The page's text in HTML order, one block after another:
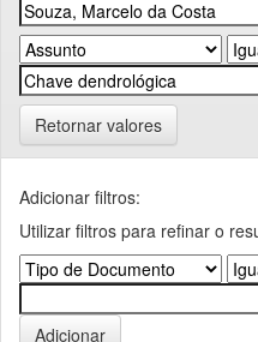
Retornar valores
Adicionar filtros:
Utilizar filtros para refinar o